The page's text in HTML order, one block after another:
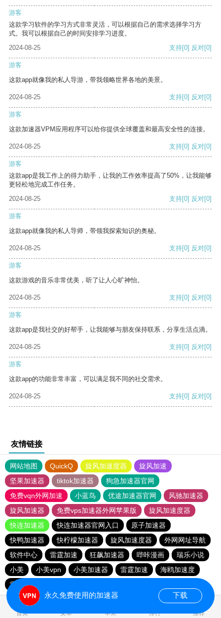
游客
这款学习软件的学习方式非常灵活，可以根据自己的需求选择学习方
式。我可以根据自己的时间安排学习进度。
2024-08-25
支持[0] 反对[0]
游客
这款app就像我的私人导游，带我领略世界各地的美景。
2024-08-25 支持[0] 反对[0]
游客
这款加速器VPM应用程序可以给你提供全球覆盖和最高安全性的连接。
2024-08-25 支持[0] 反对[0]
游客
这款app是我工作上的得力助手，让我的工作效率提高了50%，让我能够
更轻松地完成工作任务。
2024-08-25
支持[0] 反对[0]
游客
这款app就像我的私人导师，带领我探索知识的奥秘。
2024-08-25 支持[0] 反对[0]
游客
这款游戏的音乐非常优美，听了让人心旷神怡。
2024-08-25 支持[0] 反对[0]
游客
这款app是我社交的好帮手，让我能够与朋友保持联系，分享生活点滴。
2024-08-25 支持[0] 反对[0]
游客
这款app的功能非常丰富，可以满足我不同的社交需求。
2024-08-25 支持[0] 反对[0]
友情链接
网站地图 QuickQ 旋风加速度器
旋风加速
坚果加速器
tiktok加速器
狗急加速器官网
免费vqn外网加速
小蓝鸟 优途加速器官网
风驰加速器
旋风加速器
免费vps加速器外网苹果版
旋风加速度器
快连加速器
快连加速器官网入口
原子加速器
快鸭加速器
快柠檬加速器 旋风加速度器
外网网址导航
软件中心
雷霆加速 狂飙加速器 哔咔漫画
瑞乐小说
小美
小美vpn 小美加速器 雷霆加速
海鸥加速度
雷霆加速下载
首页 安卓 苹果 排行 推荐
永久免费使用的加速器 下载
0.021492s